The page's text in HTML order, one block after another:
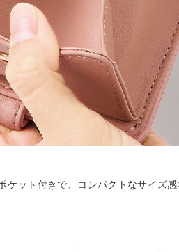
ケット付きで、コンパクトなサイズ